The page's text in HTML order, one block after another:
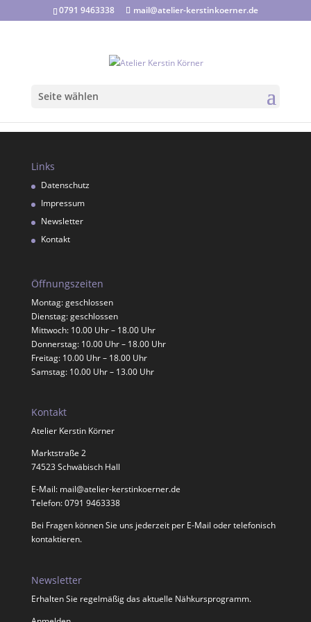
0791 9463338 mail@atelier-kerstinkoerner.de
Seite wählen
Links
Datenschutz
Impressum
Newsletter
Kontakt
Öffnungszeiten
Montag: geschlossen
Dienstag: geschlossen
Mittwoch: 10.00 Uhr – 18.00 Uhr
Donnerstag: 10.00 Uhr – 18.00 Uhr
Freitag: 10.00 Uhr – 18.00 Uhr
Samstag: 10.00 Uhr – 13.00 Uhr
Kontakt
Atelier Kerstin Körner
Marktstraße 2
74523 Schwäbisch Hall
E-Mail: mail@atelier-kerstinkoerner.de
Telefon: 0791 9463338
Bei Fragen können Sie uns jederzeit per E-Mail oder telefonisch
kontaktieren.
Newsletter
Erhalten Sie regelmäßig das aktuelle Nähkursprogramm.